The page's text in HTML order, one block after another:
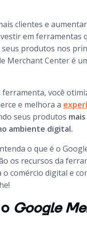
clientes e
em ferramentas
produtos nos
Merchant Centeré
você
e melhora a
seus produtos
ambiente digital.
o que é o
os recursos da
comércio digital e
Google